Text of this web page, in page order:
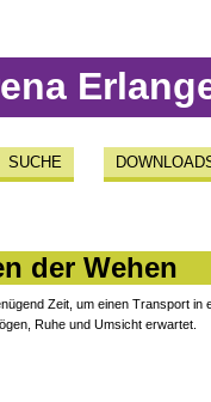
SUCHE
der Wehen
Zeit, um einen Transport in
Ruhe und Umsicht erwartet.